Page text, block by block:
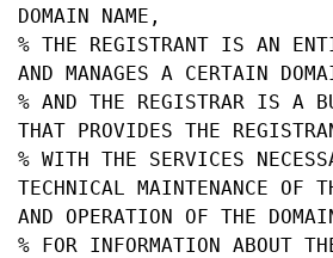
DOMAIN NAME,
% THE REGISTRANT IS AN
AND MANAGES A CERTAIN
% AND THE REGISTRAR IS A
THAT PROVIDES THE
% WITH THE SERVICES
TECHNICAL MAINTENANCE OF
AND OPERATION OF THE
% FOR INFORMATION ABOUT